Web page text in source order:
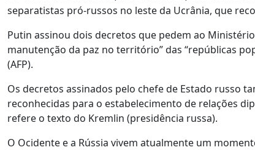
separatistas pró-russos no leste da Ucrânia, que
Putin assinou dois decretos que pedem ao
manutenção da paz no território” das “repúblicas
(AFP).
Os decretos assinados pelo chefe de Estado russo
reconhecidas para o estabelecimento de relações
refere o texto do Kremlin (presidência russa).
O Ocidente e a Rússia vivem atualmente um